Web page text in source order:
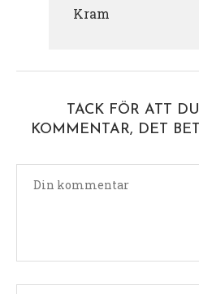
Kram
TACK FÖR ATT
KOMMENTAR, DET